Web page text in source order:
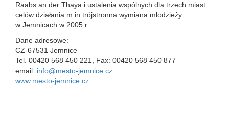
Raabs an der Thaya i ustalenia wspólnych dla trzech miast
celów działania m.in trójstronna wymiana młodzieży
w Jemnicach w 2005 r.
Dane adresowe:
CZ-67531 Jemnice
Tel. 00420 568 450 221, Fax: 00420 568 450 877
email: info@mesto-jemnice.cz
www.mesto-jemnice.cz